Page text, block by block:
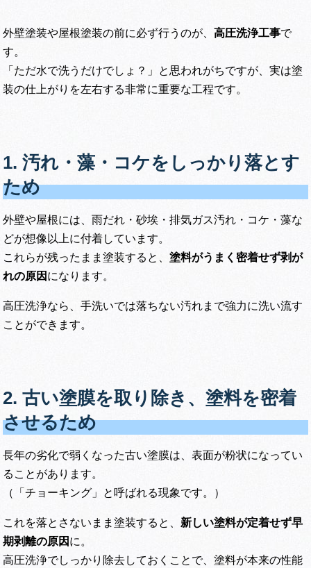
外壁塗装や屋根塗装の前に必ず行うのが、高圧洗浄工事で
す。
「ただ水で洗うだけでしょ？」と思われがちですが、実は塗
装の仕上がりを左右する非常に重要な工程です。
1. 汚れ・藻・コケをしっかり落とす
ため
外壁や屋根には、雨だれ・砂埃・排気ガス汚れ・コケ・藻な
どが想像以上に付着しています。
これらが残ったまま塗装すると、塗料がうまく密着せず剥が
れの原因 になります。
高圧洗浄なら、手洗いでは落ちない汚れまで強力に洗い流す
ことができます。
2. 古い塗膜を取り除き、塗料を密着
させるため
長年の劣化で弱くなった古い塗膜は、表面が粉状になってい
ることがあります。
（「チョーキング」と呼ばれる現象です。）
これを落とさないまま塗装すると、 新しい塗料が定着せず早
期剥離の原因 に。
高圧洗浄でしっかり除去しておくことで、塗料が本来の性能